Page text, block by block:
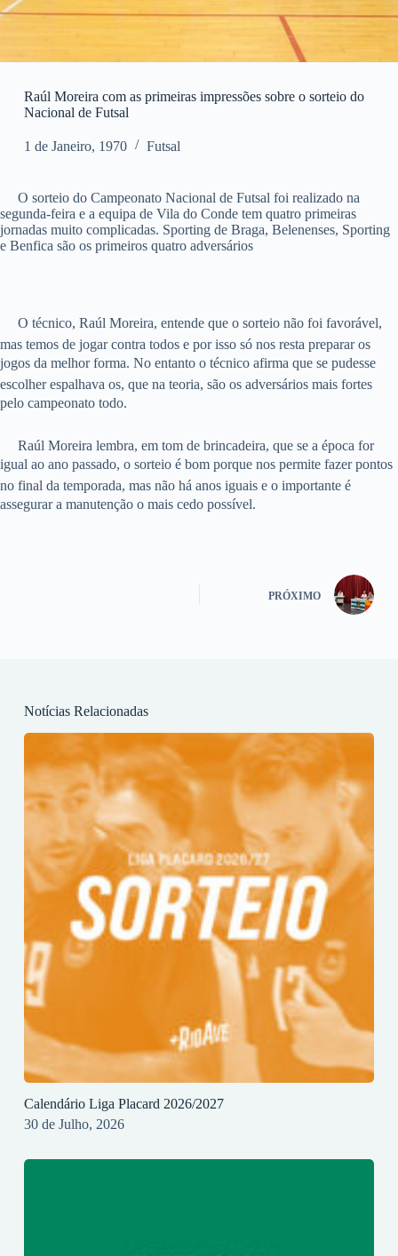
Raúl Moreira com as primeiras impressões sobre o sorteio do
Nacional de Futsal
1 de Janeiro, 1970 Futsal
O sorteio do Campeonato Nacional de Futsal foi realizado na
segunda-feira e a equipa de Vila do Conde tem quatro primeiras
jornadas muito complicadas. Sporting de Braga, Belenenses, Sporting
e Benfica são os primeiros quatro adversários
O técnico, Raúl Moreira, entende que o sorteio não foi favorável,
mas temos de jogar contra todos e por isso só nos resta preparar os
jogos da melhor forma. No entanto o técnico afirma que se pudesse
escolher espalhava os, que na teoria, são os adversários mais fortes
pelo campeonato todo.
Raúl Moreira lembra, em tom de brincadeira, que se a época for
igual ao ano passado, o sorteio é bom porque nos permite fazer pontos
no final da temporada, mas não há anos iguais e o importante é
assegurar a manutenção o mais cedo possível.
PRÓXIMO
Notícias Relacionadas
Calendário Liga Placard 2026/2027
30 de Julho, 2026